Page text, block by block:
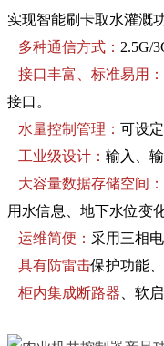
实现智能刷卡取水灌溉
多种通信方式： 2.5G/
接口丰富、标准易用：
接口。
水量控制管理： 可设
工业级设计： 输入、
大容量数据存储空间：
用水信息、地下水位变
运维简便： 采用三相
具有防雷击保护功能
柜内集成断路器 、软